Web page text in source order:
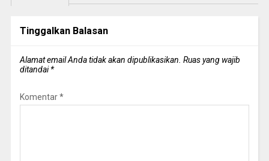
Tinggalkan Balasan
Alamat email Anda tidak akan dipublikasikan. Ruas yang wajib
ditandai*
Komentar*